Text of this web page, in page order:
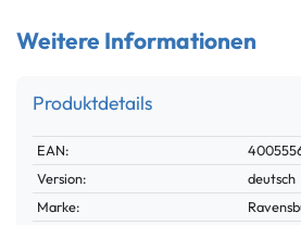
Weitere Informationen
Produktdetails
Technisches
Merkmal
Wert
EAN:
Version:
deutsch
Marke: